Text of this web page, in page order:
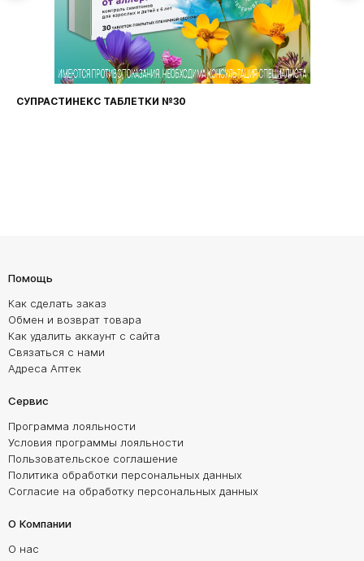
СУПРАСТИНЕКС ТАБЛЕТКИ №30
Помощь
Как сделать заказ
Обмен и возврат товара
Как удалить аккаунт с сайта
Связаться с нами
Адреса Аптек
Сервис
Программа лояльности
Условия программы лояльности
Пользовательское соглашение
Политика обработки персональных данных
Согласие на обработку персональных данных
О Компании
О нас